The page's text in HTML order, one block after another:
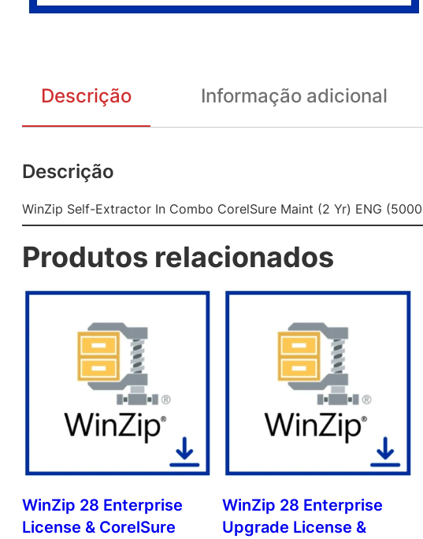
Descrição Informação adicional
Descrição
WinZip Self-Extractor In Combo CorelSure Maint (2 Yr) ENG
Produtos relacionados
WinZip 28 Enterprise
License & CorelSure
WinZip 28 Enterprise
Upgrade License &